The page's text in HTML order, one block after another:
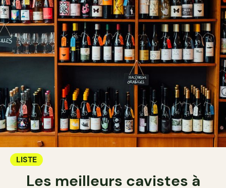
LISTE
Les meilleurs cavistes à